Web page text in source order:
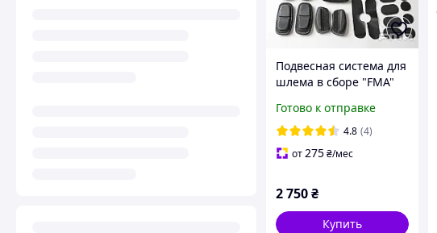
Подвесная система для
шлема в сборе "FMA"
каски Fast Черная
Готово к отправке
4.8 (4)
от275₴/мес
2 750₴
Купить